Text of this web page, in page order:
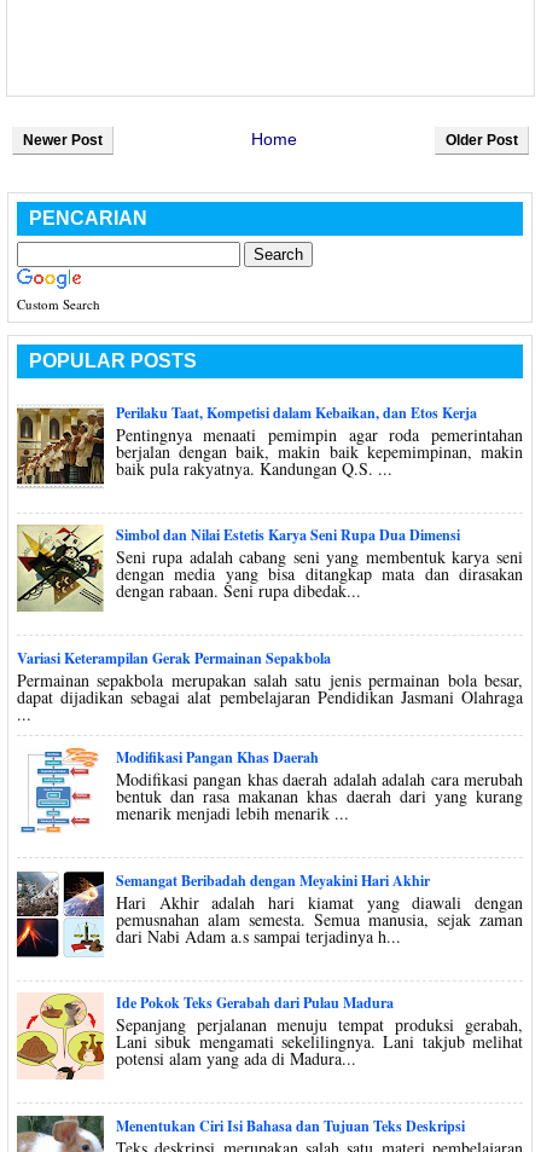
Newer Post Older Post
Home
PENCARIAN
Custom Search
POPULAR POSTS
Perilaku Taat, Kompetisi dalam Kebaikan, dan Etos Kerja
Pentingnya menaati pemimpin agar roda pemerintahan
berjalan dengan baik, makin baik kepemimpinan, makin
baik pula rakyatnya. Kandungan Q.S. ...
Simbol dan Nilai Estetis Karya Seni Rupa Dua Dimensi
Seni rupa adalah cabang seni yang membentuk karya seni
dengan media yang bisa ditangkap mata dan dirasakan
dengan rabaan. Seni rupa dibedak...
Variasi Keterampilan Gerak Permainan Sepakbola
Permainan sepakbola merupakan salah satu jenis permainan bola besar,
dapat dijadikan sebagai alat pembelajaran Pendidikan Jasmani Olahraga
...
Modifikasi Pangan Khas Daerah
Modifikasi pangan khas daerah adalah adalah cara merubah
bentuk dan rasa makanan khas daerah dari yang kurang
menarik menjadi lebih menarik ...
Semangat Beribadah dengan Meyakini Hari Akhir
Hari Akhir adalah hari kiamat yang diawali dengan
pemusnahan alam semesta. Semua manusia, sejak zaman
dari Nabi Adam a.s sampai terjadinya h...
Ide Pokok Teks Gerabah dari Pulau Madura
Sepanjang perjalanan menuju tempat produksi gerabah,
Lani sibuk mengamati sekelilingnya. Lani takjub melihat
potensi alam yang ada di Madura...
Menentukan Ciri Isi Bahasa dan Tujuan Teks Deskripsi